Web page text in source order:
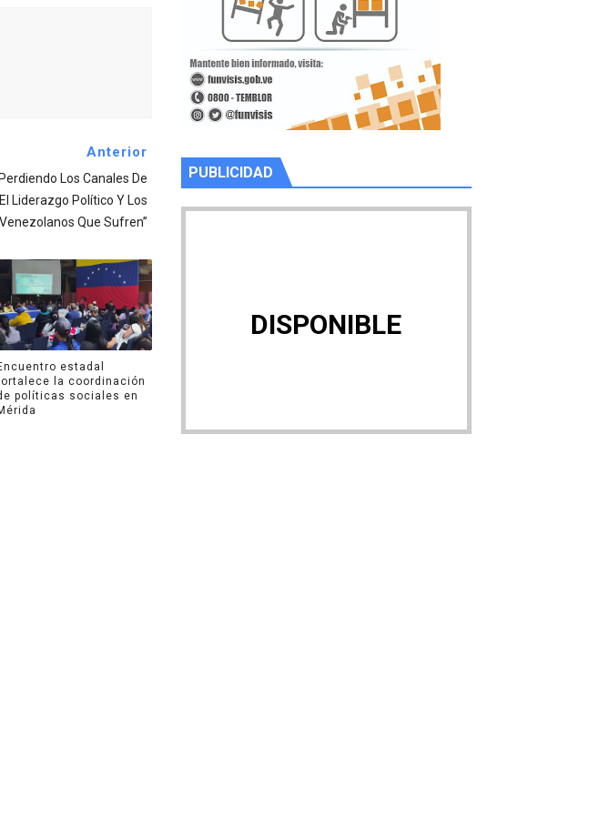
Anterior
Los Canales De
Liderazgo Político Y Los
Venezolanos Que Sufren”
estadal
la coordinación
políticas sociales en
PUBLICIDAD
DISPONIBLE